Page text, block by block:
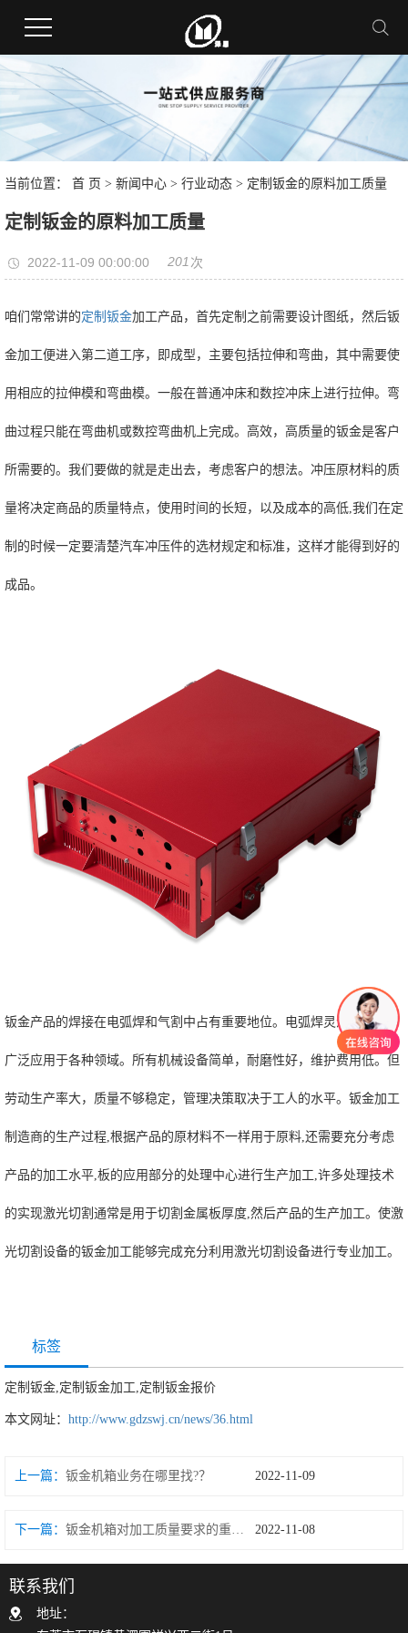
当前位置： 首 页 > 新闻中心 > 行业动态 > 定制钣金的原料加工质量
定制钣金的原料加工质量
2022-11-09 00:00:00 201 次
咱们常常讲的定制钣金加工产品，首先定制之前需要设计图纸，然后钣
金加工便进入第二道工序，即成型，主要包括拉伸和弯曲，其中需要使
用相应的拉伸模和弯曲模。一般在普通冲床和数控冲床上进行拉伸。弯
曲过程只能在弯曲机或数控弯曲机上完成。高效，高质量的钣金是客户
所需要的。我们要做的就是走出去，考虑客户的想法。冲压原材料的质
量将决定商品的质量特点，使用时间的长短，以及成本的高低,我们在定
制的时候一定要清楚汽车冲压件的选材规定和标准，这样才能得到好的
成品。
钣金产品的焊接在电弧焊和气割中占有重要地位。电弧焊灵活可控，可
广泛应用于各种领域。所有机械设备简单，耐磨性好，维护费用低。但
劳动生产率大，质量不够稳定，管理决策取决于工人的水平。钣金加工
制造商的生产过程,根据产品的原材料不一样用于原料,还需要充分考虑
产品的加工水平,板的应用部分的处理中心进行生产加工,许多处理技术
的实现激光切割通常是用于切割金属板厚度,然后产品的生产加工。使激
光切割设备的钣金加工能够完成充分利用激光切割设备进行专业加工。
标签
定制钣金,定制钣金加工,定制钣金报价
本文网址： http://www.gdzswj.cn/news/36.html
上一篇： 钣金机箱业务在哪里找?？ 2022-11-09
下一篇： 2022-11-08
联系我们
地址：